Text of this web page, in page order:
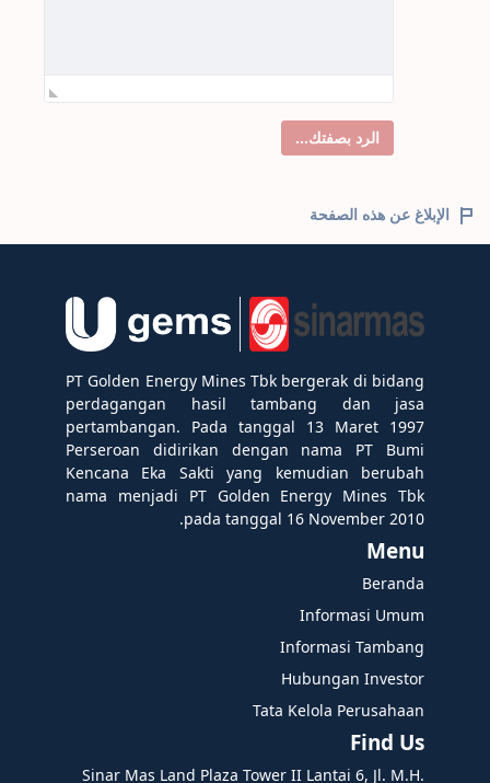
الرد بصفتك...
الإبلاغ عن هذه الصفحة
PT Golden Energy Mines Tbk bergerak di bidang
perdagangan hasil tambang dan jasa
pertambangan. Pada tanggal 13 Maret 1997
Perseroan didirikan dengan nama PT Bumi
Kencana Eka Sakti yang kemudian berubah
nama menjadi PT Golden Energy Mines Tbk
pada tanggal 16 November 2010.
Menu
Beranda
Informasi Umum
Informasi Tambang
Hubungan Investor
Tata Kelola Perusahaan
Find Us
Sinar Mas Land Plaza Tower II Lantai 6, Jl. M.H.